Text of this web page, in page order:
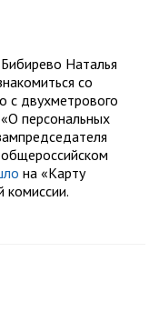
Наталья
со
с двухметрового
персональных
на «Карту
комиссии.